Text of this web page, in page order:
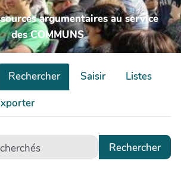
argumentaires au service
des COMMUNS
Rechercher Saisir
Listes